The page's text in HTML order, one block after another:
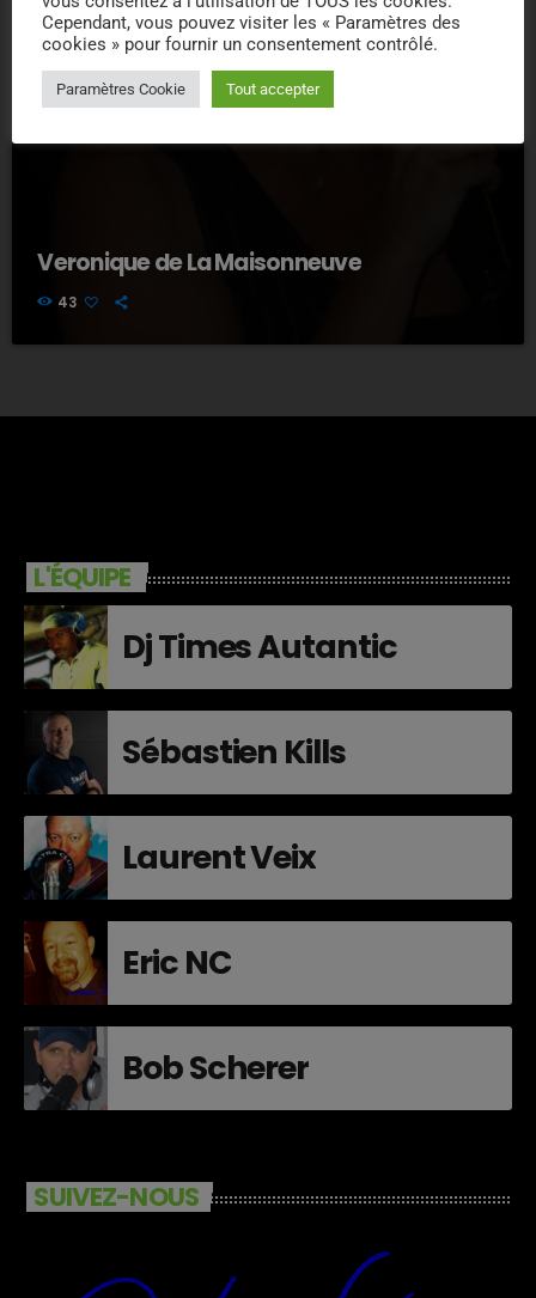
Veronique de La Maisonneuve
43
L'ÉQUIPE
Dj Times Autantic
Sébastien Kills
Laurent Veix
Eric NC
Bob Scherer
SUIVEZ-NOUS
Cependant, vous pouvez visiter les « Paramètres des
cookies » pour fournir un consentement contrôlé.
Paramètres Cookie Tout accepter